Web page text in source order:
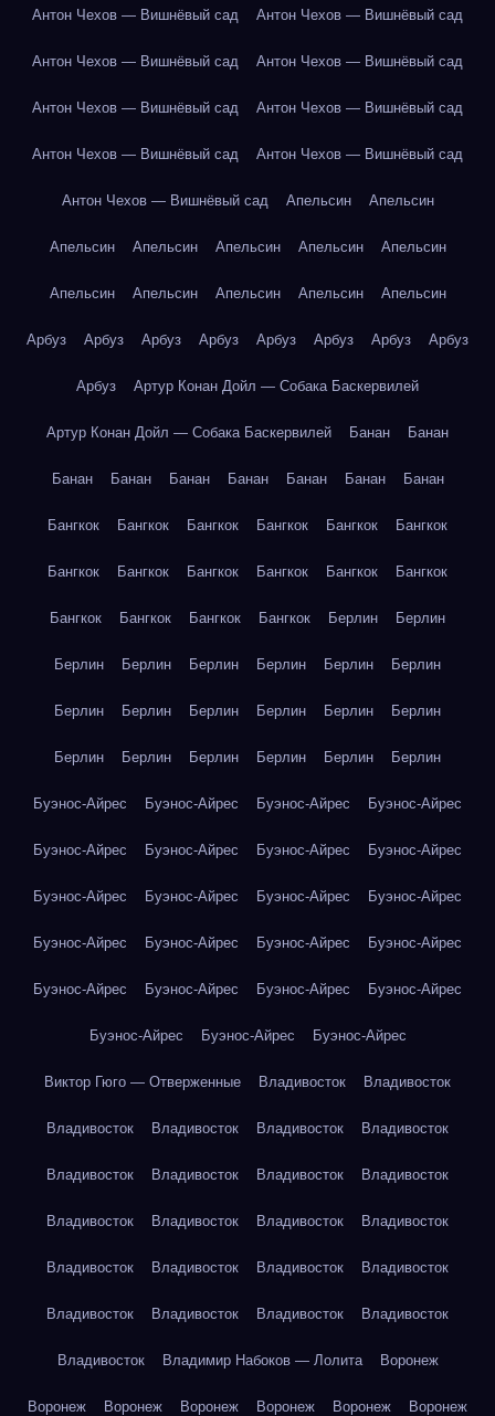
Антон Чехов — Вишнёвый сад Антон Чехов — Вишнёвый сад
Антон Чехов — Вишнёвый сад Антон Чехов — Вишнёвый сад
Антон Чехов — Вишнёвый сад Антон Чехов — Вишнёвый сад
Антон Чехов — Вишнёвый сад Антон Чехов — Вишнёвый сад
Антон Чехов — Вишнёвый сад Апельсин Апельсин
Апельсин Апельсин Апельсин Апельсин Апельсин
Апельсин Апельсин Апельсин Апельсин Апельсин
Арбуз Арбуз Арбуз Арбуз Арбуз Арбуз Арбуз Арбуз
Арбуз Артур Конан Дойл — Собака Баскервилей
Артур Конан Дойл — Собака Баскервилей Банан Банан
Банан Банан Банан Банан Банан Банан Банан
Бангкок Бангкок Бангкок Бангкок Бангкок Бангкок
Бангкок Бангкок Бангкок Бангкок Бангкок Бангкок
Бангкок Бангкок Бангкок Бангкок Берлин Берлин
Берлин Берлин Берлин Берлин Берлин Берлин
Берлин Берлин Берлин Берлин Берлин Берлин
Берлин Берлин Берлин Берлин Берлин Берлин
Буэнос-Айрес Буэнос-Айрес Буэнос-Айрес Буэнос-Айрес
Буэнос-Айрес Буэнос-Айрес Буэнос-Айрес Буэнос-Айрес
Буэнос-Айрес Буэнос-Айрес Буэнос-Айрес Буэнос-Айрес
Буэнос-Айрес Буэнос-Айрес Буэнос-Айрес Буэнос-Айрес
Буэнос-Айрес Буэнос-Айрес Буэнос-Айрес Буэнос-Айрес
Буэнос-Айрес Буэнос-Айрес Буэнос-Айрес
Виктор Гюго — Отверженные Владивосток Владивосток
Владивосток Владивосток Владивосток Владивосток
Владивосток Владивосток Владивосток Владивосток
Владивосток Владивосток Владивосток Владивосток
Владивосток Владивосток Владивосток Владивосток
Владивосток Владивосток Владивосток Владивосток
Владивосток Владимир Набоков — Лолита Воронеж
Воронеж Воронеж Воронеж Воронеж Воронеж Воронеж